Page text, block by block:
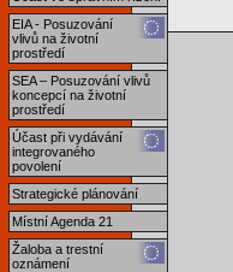
EIA - Posuzování
vlivů na životní
prostředí
SEA – Posuzování vlivů
koncepcí na životní
prostředí
Účast při vydávání
integrovaného
povolení
Strategické plánování
Místní Agenda 21
Žaloba a trestní
oznámení